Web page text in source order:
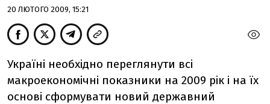
20 ЛЮТОГО 2009, 15:21
Україні необхідно переглянути всі
макроекономічні показники на 2009 рік і на їх
основі сформувати новий державний